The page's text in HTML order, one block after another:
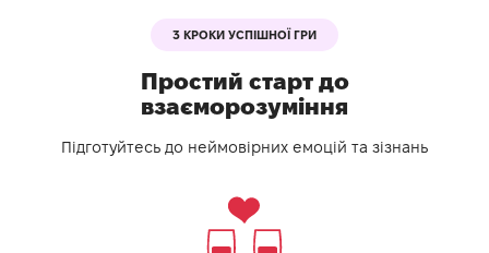
3 КРОКИ УСПІШНОЇ ГРИ
Простий старт до
взаєморозуміння
Підготуйтесь до неймовірних емоцій та зізнань